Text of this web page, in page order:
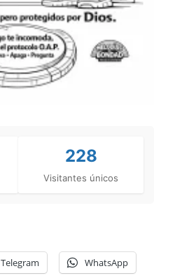
228
Visitantes únicos
Telegram WhatsApp